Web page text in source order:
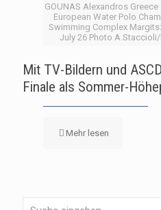
GOUNAS Alexandros Greece
European Water Polo
Swimming Complex
July 26 Photo
Mit TV-Bildern und
Finale als Sommer-
Mehr lesen